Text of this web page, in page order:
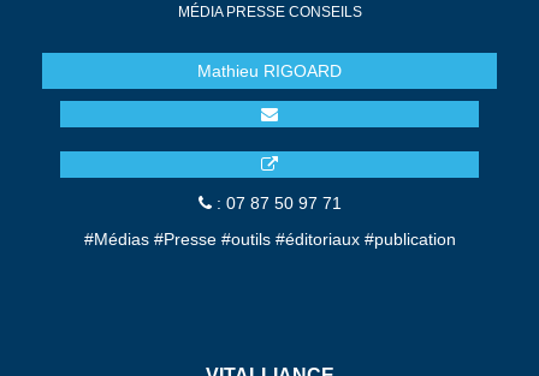
MÉDIA PRESSE CONSEILS
Mathieu RIGOARD
: 07 87 50 97 71
#Médias #Presse #outils #éditoriaux #publication